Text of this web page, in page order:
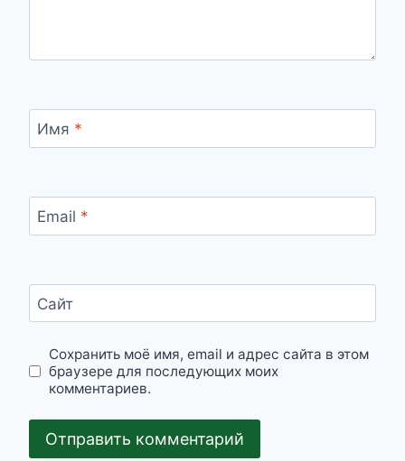
Имя *
Email *
Сайт
Сохранить моё имя, email и адрес сайта в этом
браузере для последующих моих
комментариев.